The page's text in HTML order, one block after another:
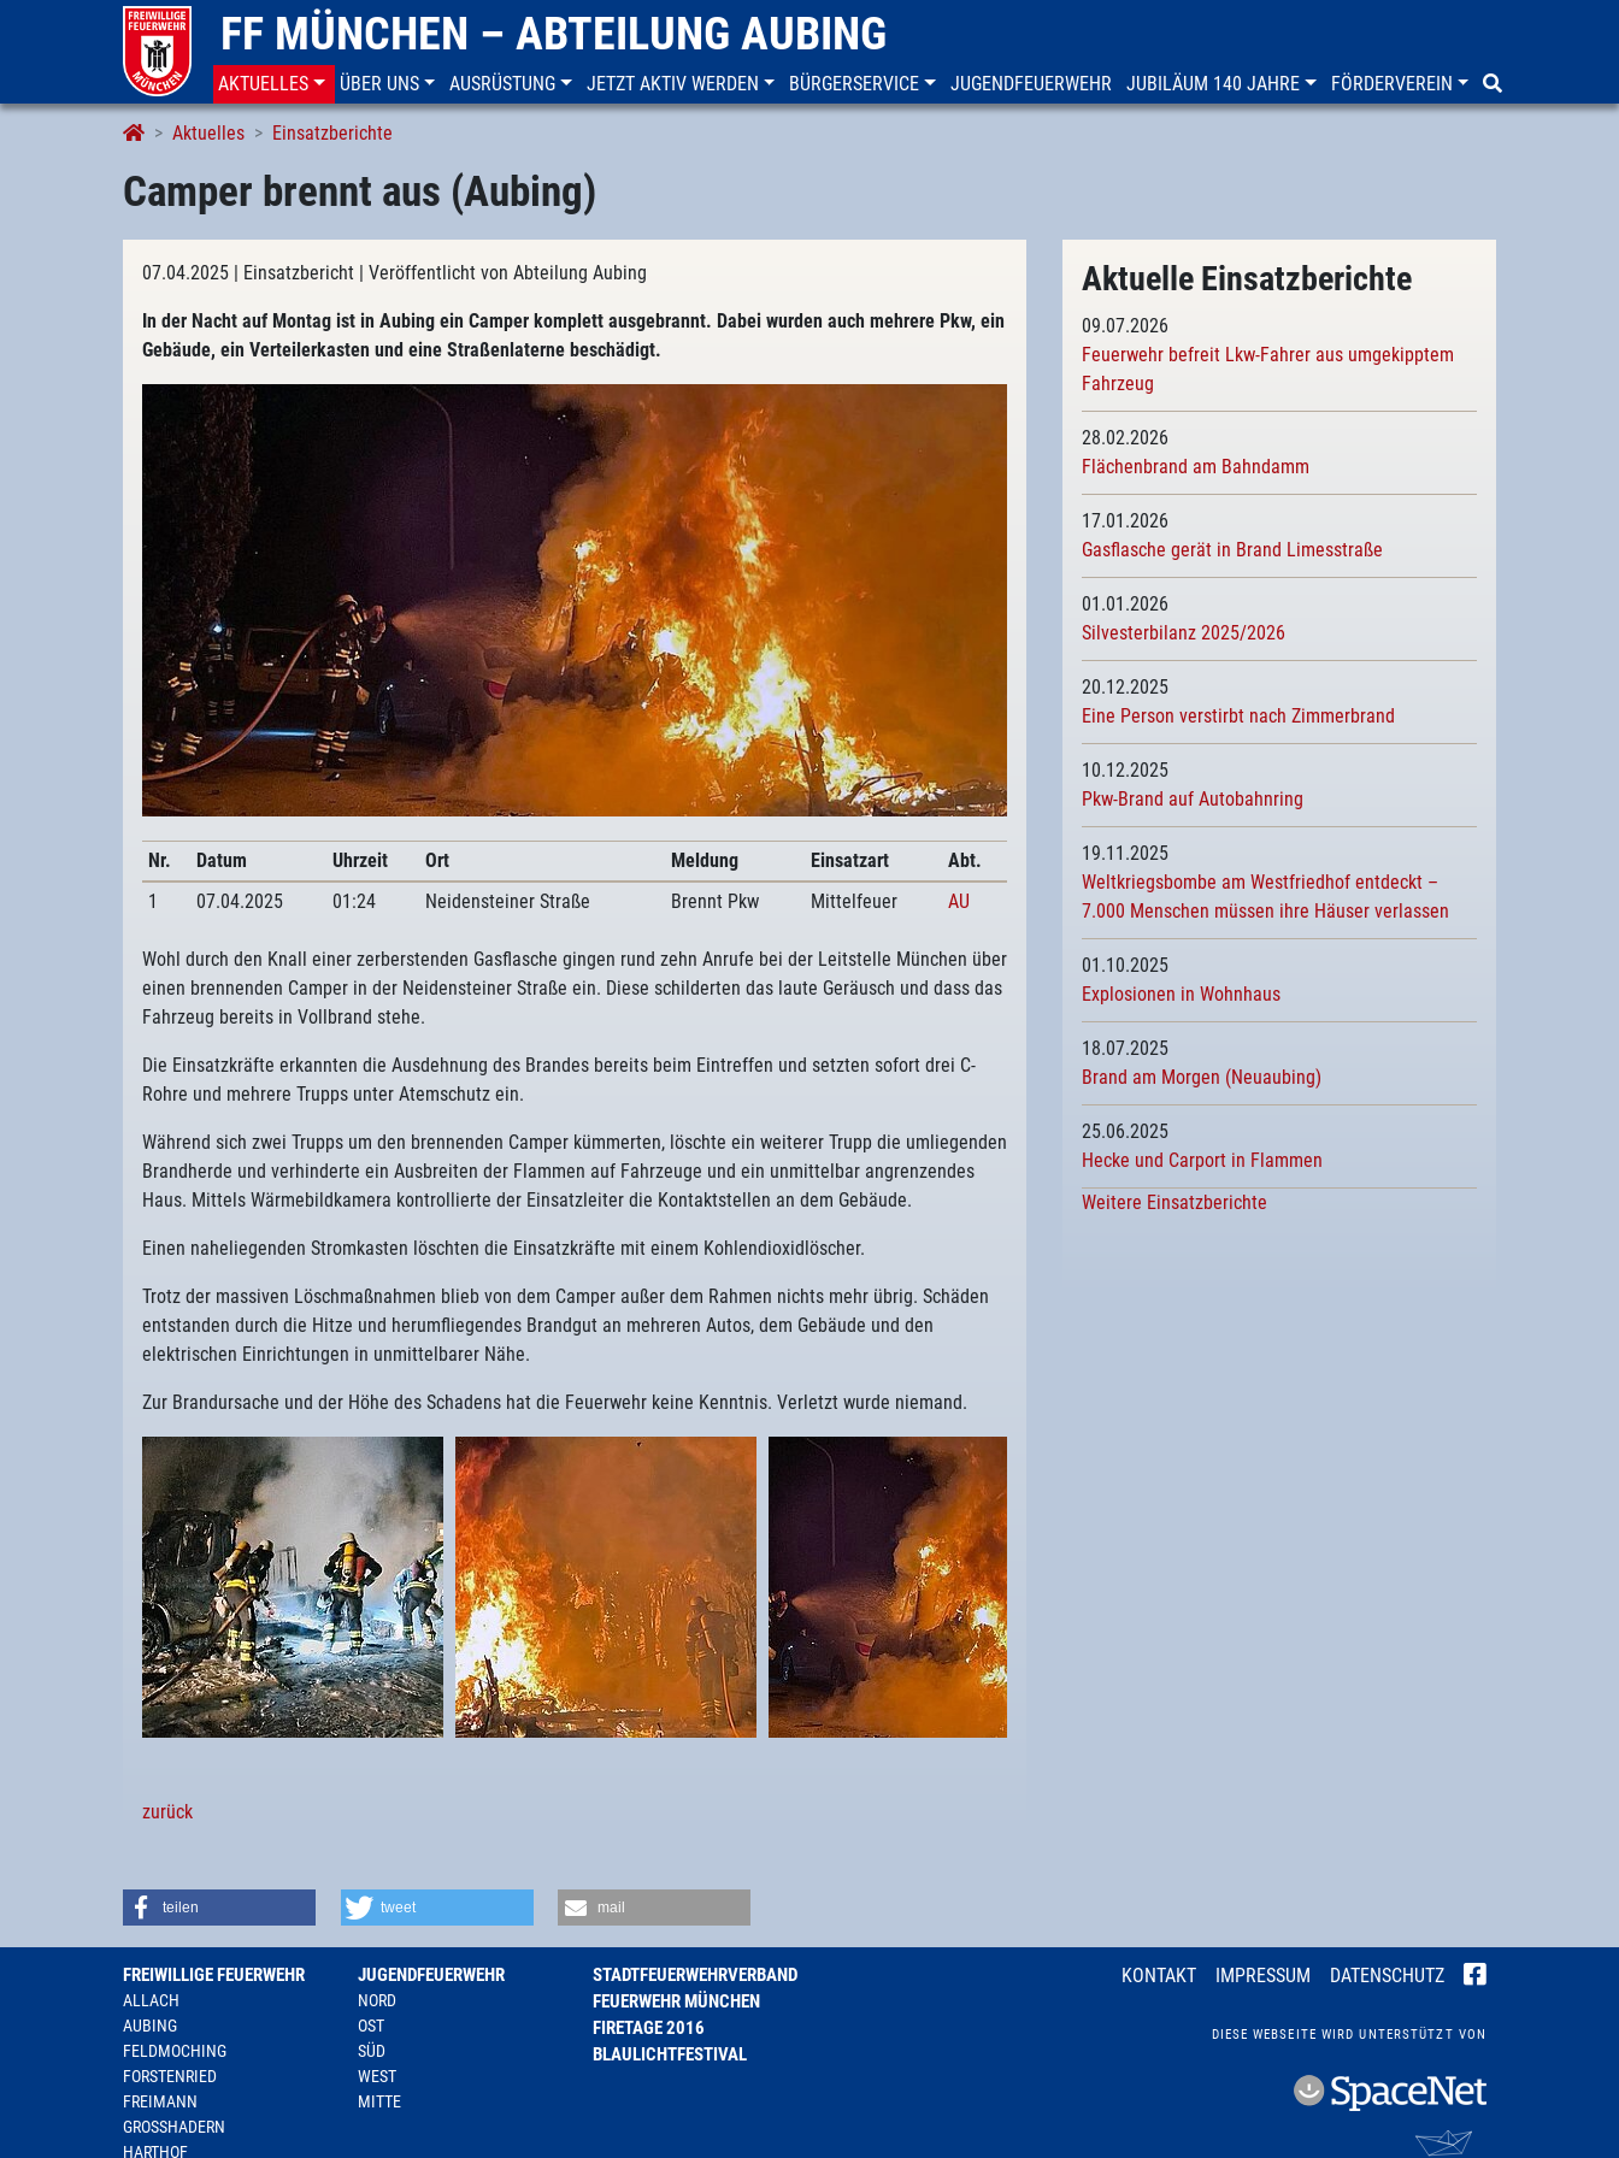
FF MÜNCHEN – ABTEILUNG AUBING
AKTUELLES ÜBER UNS AUSRÜSTUNG JETZT AKTIV WERDEN BÜRGERSERVICE JUGENDFEUERWEHR JUBILÄUM 140 JAHRE FÖRDERVEREIN
Aktuelles Einsatzberichte
Camper brennt aus (Aubing)
07.04.2025 | Einsatzbericht | Veröffentlicht von Abteilung Aubing
In der Nacht auf Montag ist in Aubing ein Camper komplett ausgebrannt. Dabei wurden auch mehrere Pkw, ein
Gebäude, ein Verteilerkasten und eine Straßenlaterne beschädigt.
Nr. Datum Uhrzeit Ort Meldung Einsatzart
Abt.
1
07.04.2025 01:24 Neidensteiner Straße Brennt Pkw Mittelfeuer AU
Wohl durch den Knall einer zerberstenden Gasflasche gingen rund zehn Anrufe bei der Leitstelle München über
einen brennenden Camper in der Neidensteiner Straße ein. Diese schilderten das laute Geräusch und dass das
Fahrzeug bereits in Vollbrand stehe.
Die Einsatzkräfte erkannten die Ausdehnung des Brandes bereits beim Eintreffen und setzten sofort drei C-
Rohre und mehrere Trupps unter Atemschutz ein.
Während sich zwei Trupps um den brennenden Camper kümmerten, löschte ein weiterer Trupp die umliegenden
Brandherde und verhinderte ein Ausbreiten der Flammen auf Fahrzeuge und ein unmittelbar angrenzendes
Haus. Mittels Wärmebildkamera kontrollierte der Einsatzleiter die Kontaktstellen an dem Gebäude.
Einen naheliegenden Stromkasten löschten die Einsatzkräfte mit einem Kohlendioxidlöscher.
Trotz der massiven Löschmaßnahmen blieb von dem Camper außer dem Rahmen nichts mehr übrig. Schäden
entstanden durch die Hitze und herumfliegendes Brandgut an mehreren Autos, dem Gebäude und den
elektrischen Einrichtungen in unmittelbarer Nähe.
Zur Brandursache und der Höhe des Schadens hat die Feuerwehr keine Kenntnis. Verletzt wurde niemand.
zurück
Aktuelle Einsatzberichte
09.07.2026
Feuerwehr befreit Lkw-Fahrer aus umgekipptem
Fahrzeug
28.02.2026
Flächenbrand am Bahndamm
17.01.2026
Gasflasche gerät in Brand Limesstraße
01.01.2026
Silvesterbilanz 2025/2026
20.12.2025
Eine Person verstirbt nach Zimmerbrand
10.12.2025
Pkw-Brand auf Autobahnring
19.11.2025
Weltkriegsbombe am Westfriedhof entdeckt –
7.000 Menschen müssen ihre Häuser verlassen
01.10.2025
Explosionen in Wohnhaus
18.07.2025
Brand am Morgen (Neuaubing)
25.06.2025
Hecke und Carport in Flammen
Weitere Einsatzberichte
teilen tweet mail
FREIWILLIGE FEUERWEHR
ALLACH
AUBING
FELDMOCHING
FORSTENRIED
FREIMANN
GROSSHADERN
HARTHOF
JUGENDFEUERWEHR
NORD
OST
SÜD
WEST
MITTE
STADTFEUERWEHRVERBAND
FEUERWEHR MÜNCHEN
FIRETAGE 2016
BLAULICHTFESTIVAL
KONTAKT IMPRESSUM DATENSCHUTZ
DIESE WEBSEITE WIRD UNTERSTÜTZT VON